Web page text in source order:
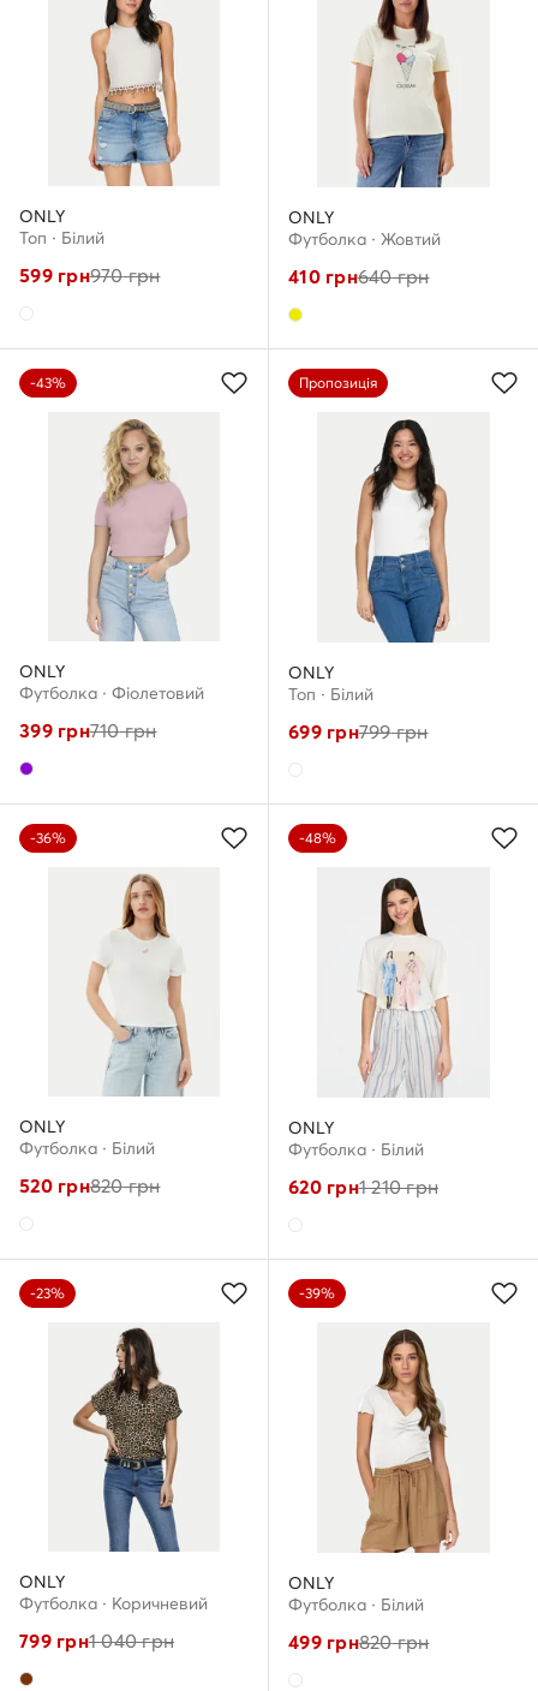
ONLY
Топ · Білий
599грн970грн
ONLY
Футболка · Жовтий
410грн640грн
-43%
ONLY
Футболка · Фіолетовий
399грн710грн
Пропозиція
ONLY
Топ · Білий
699грн799грн
-36%
ONLY
Футболка · Білий
520грн820грн
-48%
ONLY
Футболка · Білий
620грн1 210грн
-23%
ONLY
Футболка · Коричневий
799грн1 040грн
-39%
ONLY
Футболка · Білий
499грн820грн